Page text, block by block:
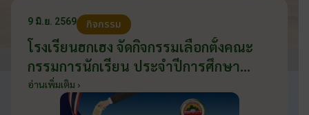
9 มิ.ย. 2569 กิจกรรม
โรงเรียนฮกเฮง จัดกิจกรรมเลือกตั้งคณะ
กรรมการนักเรียน ประจำปีการศึกษา
2569 ส่งเสริมประชาธิปไตยในโรงเรียน
วันที่ 9 มิถุนายน 2569
อ่านเพิ่มเติม ›